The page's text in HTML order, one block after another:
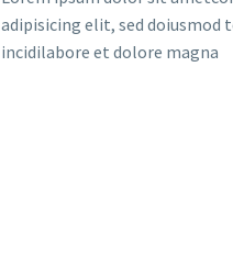
adipisicing elit, sed doiusmod
incidilabore et dolore magna